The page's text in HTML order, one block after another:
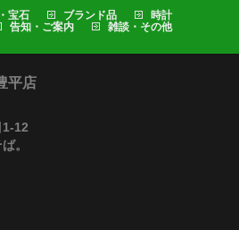
宝石 ブランド品
時計
告知・ご案内
雑談・その他
平店
1-12
。